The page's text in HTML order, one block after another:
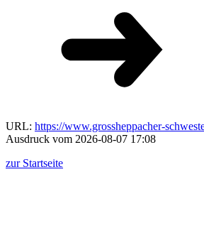
URL: https://www.grossheppacher-
Ausdruck vom 2026-08-07 17:08
zur Startseite